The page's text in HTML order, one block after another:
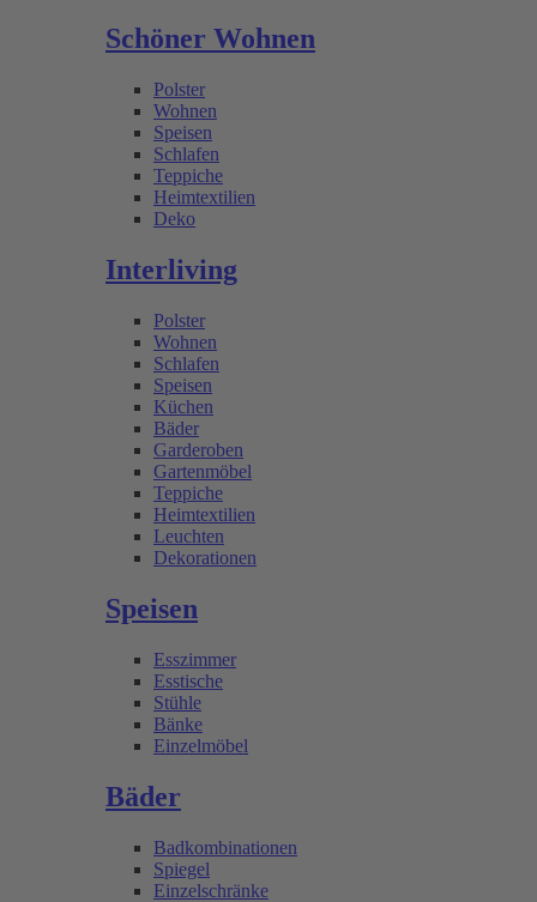
Schöner Wohnen
Polster
Wohnen
Speisen
Schlafen
Teppiche
Heimtextilien
Deko
Interliving
Polster
Wohnen
Schlafen
Speisen
Küchen
Bäder
Garderoben
Gartenmöbel
Teppiche
Heimtextilien
Leuchten
Dekorationen
Speisen
Esszimmer
Esstische
Stühle
Bänke
Einzelmöbel
Bäder
Badkombinationen
Spiegel
Einzelschränke